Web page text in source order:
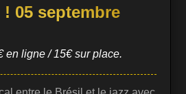
05 septembre
en ligne / 15€ sur place.